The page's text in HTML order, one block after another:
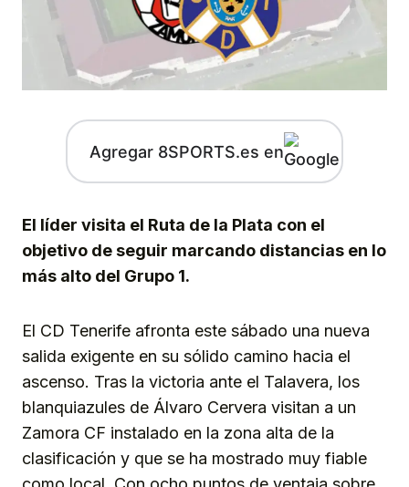
Agregar 8SPORTS.es en
El líder visita el Ruta de la Plata con el
objetivo de seguir marcando distancias en lo
más alto del Grupo 1.
El CD Tenerife afronta este sábado una nueva
salida exigente en su sólido camino hacia el
ascenso. Tras la victoria ante el Talavera, los
blanquiazules de Álvaro Cervera visitan a un
Zamora CF instalado en la zona alta de la
clasificación y que se ha mostrado muy fiable